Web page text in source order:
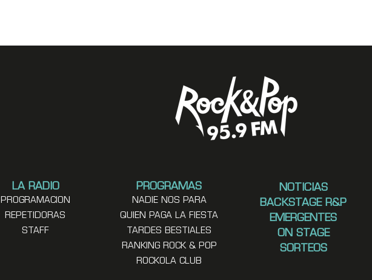
LA RADIO
PROGRAMACION
REPETIDORAS
STAFF
PROGRAMAS
NADIE NOS PARA
QUIEN PAGA LA FIESTA
TARDES BESTIALES
RANKING ROCK & POP
ROCKOLA CLUB
NOTICIAS
BACKSTAGE R&P
EMERGENTES
ON STAGE
SORTEOS